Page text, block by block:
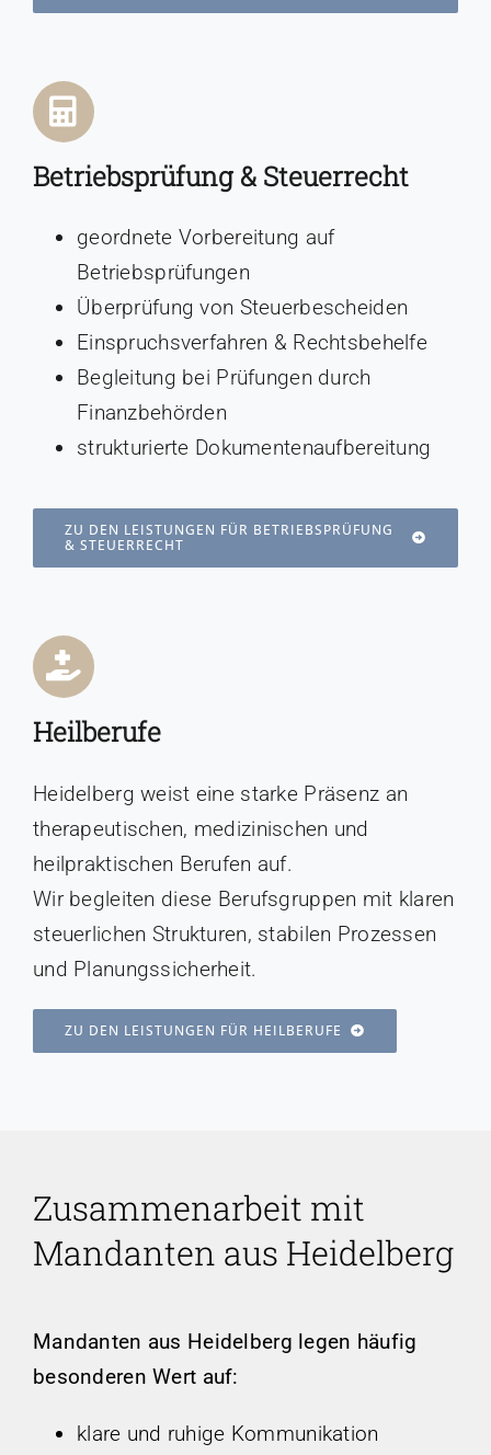
Betriebsprüfung & Steuerrecht
geordnete Vorbereitung auf
Betriebsprüfungen
Überprüfung von Steuerbescheiden
Einspruchsverfahren & Rechtsbehelfe
Begleitung bei Prüfungen durch
Finanzbehörden
strukturierte Dokumentenaufbereitung
ZU DEN LEISTUNGEN FÜR BETRIEBSPRÜFUNG
& STEUERRECHT
Heilberufe
Heidelberg weist eine starke Präsenz an
therapeutischen, medizinischen und
heilpraktischen Berufen auf.
Wir begleiten diese Berufsgruppen mit klaren
steuerlichen Strukturen, stabilen Prozessen
und Planungssicherheit.
ZU DEN LEISTUNGEN FÜR HEILBERUFE
Zusammenarbeit mit
Mandanten aus Heidelberg
Mandanten aus Heidelberg legen häufig
besonderen Wert auf:
klare und ruhige Kommunikation